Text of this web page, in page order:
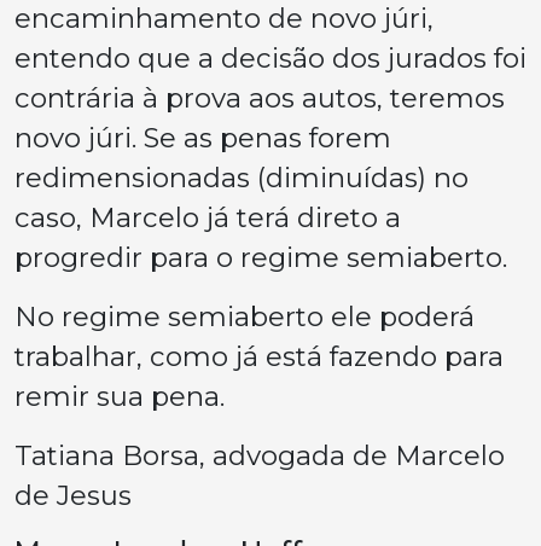
encaminhamento de novo júri,
entendo que a decisão dos jurados foi
contrária à prova aos autos, teremos
novo júri. Se as penas forem
redimensionadas (diminuídas) no
caso, Marcelo já terá direto a
progredir para o regime semiaberto.
No regime semiaberto ele poderá
trabalhar, como já está fazendo para
remir sua pena.
Tatiana Borsa, advogada de Marcelo
de Jesus